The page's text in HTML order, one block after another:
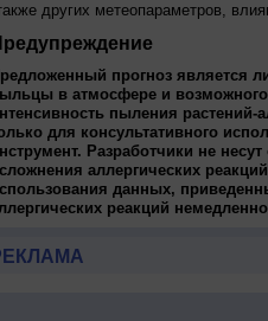
других метеопараметров,
прогноз является
в атмосфере и
пыления растений-
для консультативного
Разработчики не
аллергических
данных,
реакций